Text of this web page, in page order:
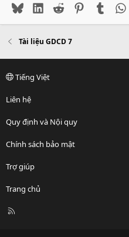
BlueskyLinkedIn
Reddit PinterestTumblr
Tài liệu GDCD 7
Tiếng Việt
Liên hệ
Quy định và Nội quy
Chính sách bảo mật
Trợ giúp
Trang chủ
R